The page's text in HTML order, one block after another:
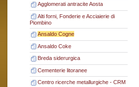
Agglomerati antracite Aosta
Alti forni, Fonderie e Acciaierie di
Piombino
Ansaldo Cogne
Ansaldo Coke
Breda siderurgica
Cementerie litoranee
Centro ricerche metallurgiche - CRM